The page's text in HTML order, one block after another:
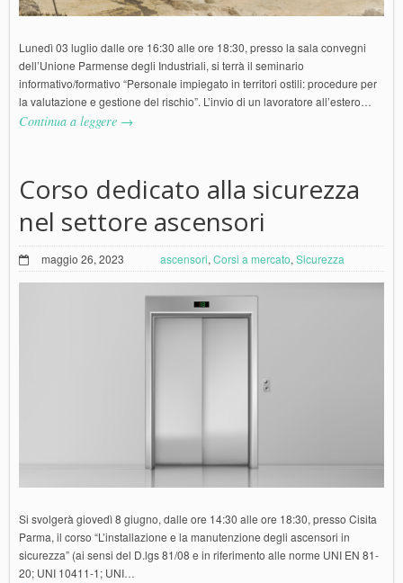
Lunedì 03 luglio dalle ore 16:30 alle ore 18:30, presso la sala convegni
dell’Unione Parmense degli Industriali, si terrà il seminario
informativo/formativo “Personale impiegato in territori ostili: procedure per
la valutazione e gestione del rischio”. L’invio di un lavoratore all’estero…
Continua a leggere →
Corso dedicato alla sicurezza
nel settore ascensori
maggio 26, 2023 ascensori, Corsi a mercato, Sicurezza
Si svolgerà giovedì 8 giugno, dalle ore 14:30 alle ore 18:30, presso Cisita
Parma, il corso “L’installazione e la manutenzione degli ascensori in
sicurezza” (ai sensi del D.lgs 81/08 e in riferimento alle norme UNI EN 81-
20; UNI 10411-1; UNI…